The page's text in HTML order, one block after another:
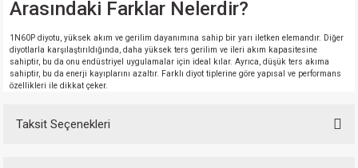
Arasındaki Farklar Nelerdir?
1N60P diyotu, yüksek akım ve gerilim dayanımına sahip bir yarı iletken elemandır. Diğer
diyotlarla karşılaştırıldığında, daha yüksek ters gerilim ve ileri akım kapasitesine
sahiptir, bu da onu endüstriyel uygulamalar için ideal kılar. Ayrıca, düşük ters akıma
sahiptir, bu da enerji kayıplarını azaltır. Farklı diyot tiplerine göre yapısal ve performans
özellikleri ile dikkat çeker.
Taksit Seçenekleri